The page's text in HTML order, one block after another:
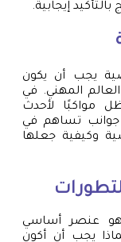
إيجابية.
يجب أن يكون
المهني. في
مواكبًا لأحدث
جوانب تساهم في
وكيفية جعلها
هو عنصر أساسي
يجب أن أكون